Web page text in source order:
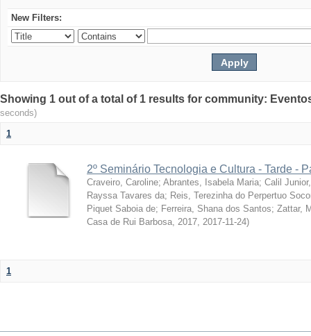
New Filters:
Showing 1 out of a total of 1 results for community:
seconds)
1
2º Seminário Tecnologia e Cultura - Tarde -
Craveiro, Caroline; Abrantes, Isabela Maria; Calil
Rayssa Tavares da; Reis, Terezinha do Perpertuo
Piquet Saboia de; Ferreira, Shana dos Santos; Zattar,
Casa de Rui Barbosa, 2017, 2017-11-24)
1